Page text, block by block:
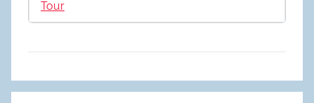
Tour